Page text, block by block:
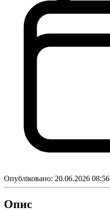
Опубліковано: 20.06.2026 08:56
Опис